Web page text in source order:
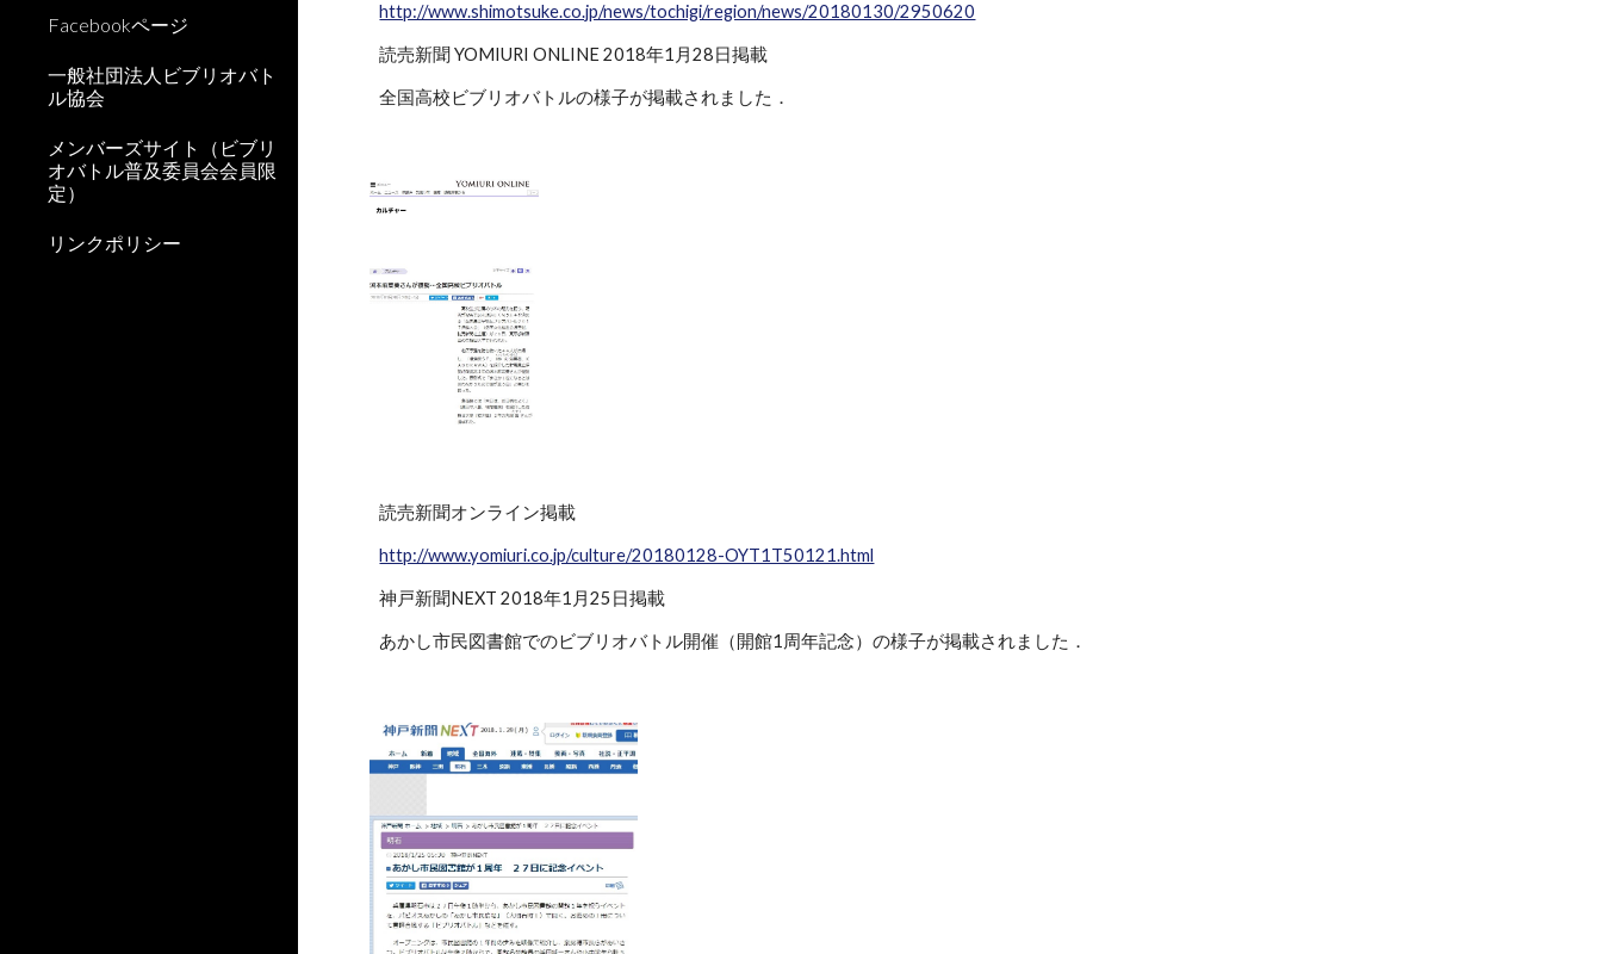
Facebookページ
一般社団法人ビブリオバト
ル協会
メンバーズサイト（ビブリ
オバトル普及委員会会員限
定）
リンクポリシー
http://www.shimotsuke.co.jp/news/tochigi/region/news/20180130/2950620
読売新聞 YOMIURI ONLINE 2018年1月28日掲載
全国高校ビブリオバトルの様子が掲載されました．
読売新聞オンライン掲載
http://www.yomiuri.co.jp/culture/20180128-OYT1T50121.html
神戸新聞NEXT 2018年1月25日掲載
あかし市民図書館でのビブリオバトル開催（開館1周年記念）の様子が掲載されました．